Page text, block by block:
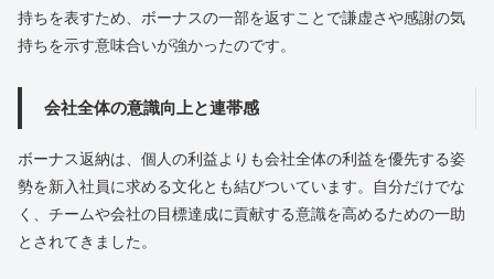
持ちを表すため、ボーナスの一部を返すことで謙虚さや感謝の気
持ちを示す意味合いが強かったのです。
会社全体の意識向上と連帯感
ボーナス返納は、個人の利益よりも会社全体の利益を優先する姿
勢を新入社員に求める文化とも結びついています。自分だけでな
く、チームや会社の目標達成に貢献する意識を高めるための一助
とされてきました。